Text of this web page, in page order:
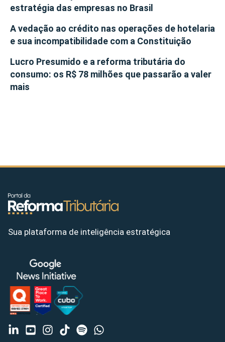
estratégia das empresas no Brasil
A vedação ao crédito nas operações de hotelaria
e sua incompatibilidade com a Constituição
Lucro Presumido e a reforma tributária do
consumo: os R$ 78 milhões que passarão a valer
mais
Sua plataforma de inteligência estratégica